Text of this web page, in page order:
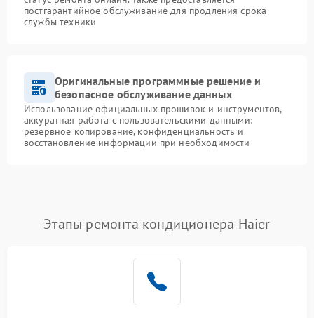
постгарантийное обслуживание для продления срока
службы техники
Оригинальные программные решение и
безопасное обслуживание данных
Использование официальных прошивок и инструментов,
аккуратная работа с пользовательскими данными:
резервное копирование, конфиденциальность и
восстановление информации при необходимости
Этапы ремонта кондиционера Haier